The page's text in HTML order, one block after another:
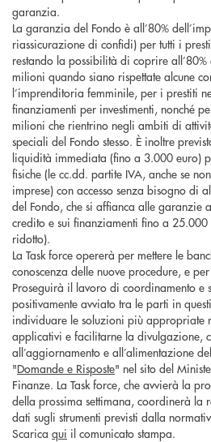
garanzia.
La garanzia del Fondo è all’80%
riassicurazione di confidi) per tutti i
restando la possibilità di coprire
milioni quando siano rispettate alcune
l’imprenditoria femminile, per i prestiti
finanziamenti per investimenti, nonché
milioni che rientrino negli ambiti di
speciali del Fondo stesso. È inoltre
liquidità immediata (fino a 3.000 euro)
fisiche (le cc.dd. partite IVA, anche se
imprese) con accesso senza bisogno di
del Fondo, che si affianca alle garanzie
credito e sui finanziamenti fino a
ridotto).
La Task force opererà per mettere le
conoscenza delle nuove procedure, e
Proseguirà il lavoro di coordinamento
positivamente avviato tra le parti in
individuare le soluzioni più appropriate
applicativi e facilitarne la divulgazione,
all’aggiornamento e all’alimentazione
"Domande e Risposte" nel sito del
Finanze. La Task force, che avvierà la
della prossima settimana, coordinerà la
dati sugli strumenti previsti dalla
Scarica qui il comunicato stampa.